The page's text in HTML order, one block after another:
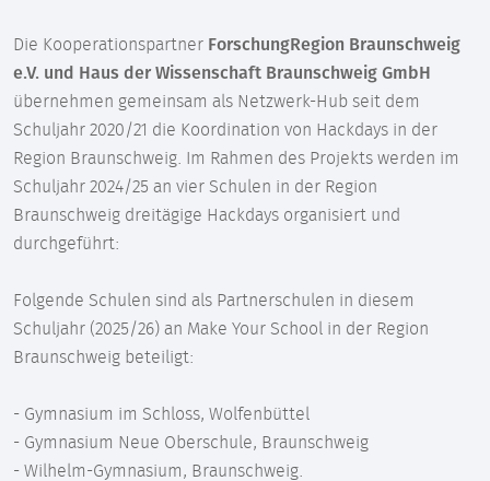
Die Kooperationspartner ForschungRegion Braunschweig
e.V. und Haus der Wissenschaft Braunschweig GmbH
übernehmen gemeinsam als Netzwerk-Hub seit dem
Schuljahr 2020/21 die Koordination von Hackdays in der
Region Braunschweig. Im Rahmen des Projekts werden im
Schuljahr 2024/25 an vier Schulen in der Region
Braunschweig dreitägige Hackdays organisiert und
durchgeführt:
Folgende Schulen sind als Partnerschulen in diesem
Schuljahr (2025/26) an Make Your School in der Region
Braunschweig beteiligt:
- Gymnasium im Schloss, Wolfenbüttel
- Gymnasium Neue Oberschule, Braunschweig
- Wilhelm-Gymnasium, Braunschweig.